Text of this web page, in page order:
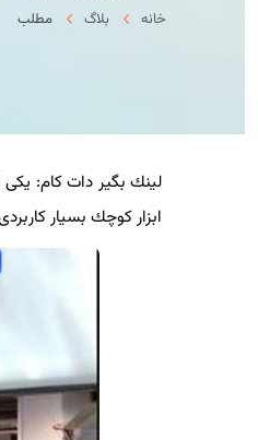
خانه بلاگ مطلب
لینك بگیر دات كام: یكی
ابزار كوچك بسیار